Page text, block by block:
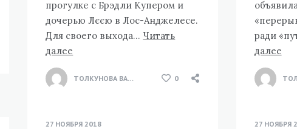
прогулке с Брэдли Купером и
дочерью Лєєю в Лос-Анджелесе.
Для своего выхода… Читать
далее
ТОЛКУНОВА ВАЛЕНТИНА 0
ради
далее
27 НОЯБРЯ 2018 27 НОЯБРЯ